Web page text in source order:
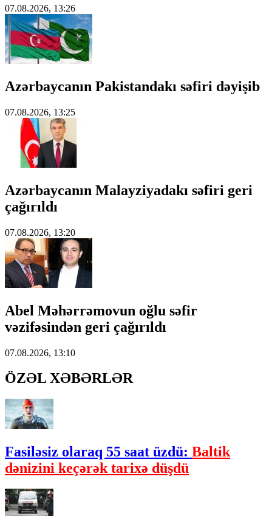
07.08.2026, 13:26
Azərbaycanın Pakistandakı səfiri dəyişib
07.08.2026, 13:25
Azərbaycanın Malayziyadakı səfiri geri
çağırıldı
07.08.2026, 13:20
Abel Məhərrəmovun oğlu səfir
vəzifəsindən geri çağırıldı
07.08.2026, 13:10
ÖZƏL XƏBƏRLƏR
Fasiləsiz olaraq 55 saat üzdü: Baltik
dənizini keçərək tarixə düşdü